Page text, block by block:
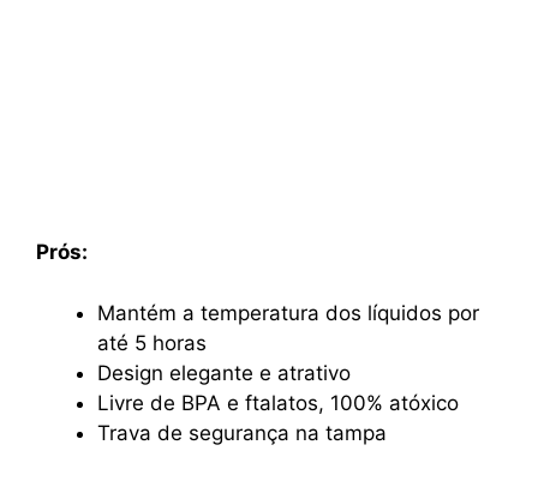
Prós:
Mantém a temperatura dos líquidos por
até 5 horas
Design elegante e atrativo
Livre de BPA e ftalatos, 100% atóxico
Trava de segurança na tampa